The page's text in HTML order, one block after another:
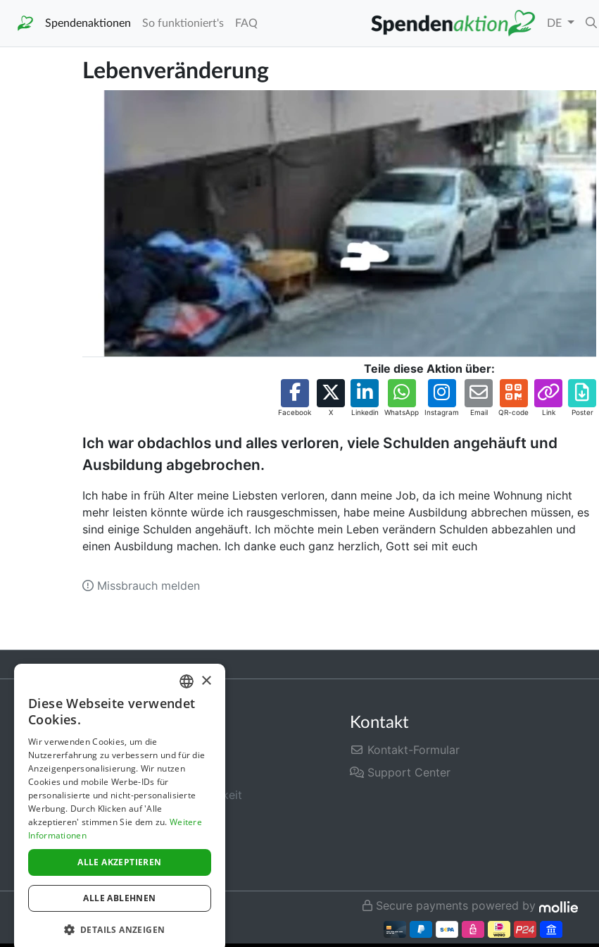
Spendenaktionen So funktioniert's FAQ DE
Lebenveränderung
Teile diese Aktion über:
Facebook X Linkedin WhatsApp Instagram Email QR-code Link Poster
Ich war obdachlos und alles verloren, viele Schulden angehäuft und
Ausbildung abgebrochen.
Ich habe in früh Alter meine Liebsten verloren, dann meine Job, da ich meine Wohnung nicht
mehr leisten könnte würde ich rausgeschmissen, habe meine Ausbildung abbrechen müssen, es
sind einige Schulden angehäuft. Ich möchte mein Leben verändern Schulden abbezahlen und
einen Ausbildung machen. Ich danke euch ganz herzlich, Gott sei mit euch
Missbrauch melden
Gebühren
Über uns
Sicherheit und Zuverlässigkeit
Nutzungsbedingungen
Datenschutz
Impressum
Kontakt
Kontakt-Formular
Support Center
Secure payments powered by
GERMAN
×
Diese Webseite verwendet
Cookies.
Wir verwenden Cookies, um die
Nutzererfahrung zu verbessern und für die
Anzeigenpersonalisierung. Wir nutzen
Cookies und mobile Werbe-IDs für
personalisierte und nicht-personalisierte
Werbung. Durch Klicken auf 'Alle
akzeptieren' stimmen Sie dem zu. Weitere
Informationen
ALLE AKZEPTIEREN
ALLE ABLEHNEN
DETAILS ANZEIGEN